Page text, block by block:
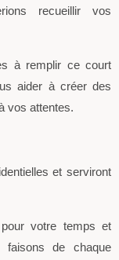
recueillir vos
à remplir ce court
aider à créer des
vos attentes.
et serviront
votre temps et
faisons de chaque